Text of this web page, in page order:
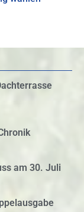
am 30. Juli